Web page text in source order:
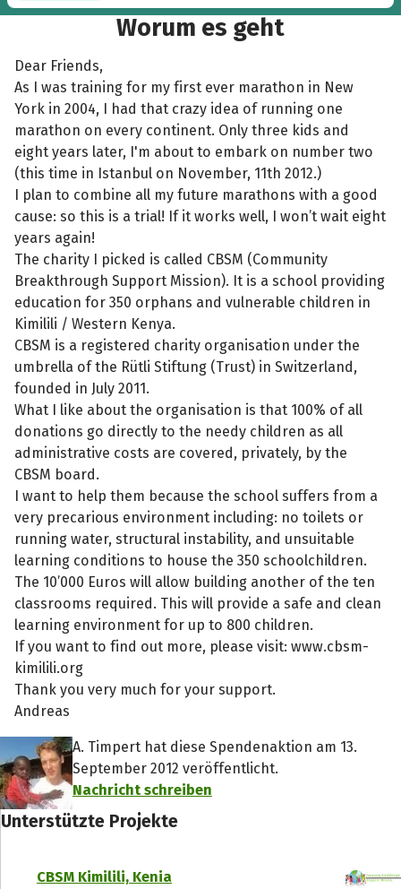
children in Kimilili. “
Worum es geht
Dear Friends,
As I was training for my first ever marathon in New
York in 2004, I had that crazy idea of running one
marathon on every continent. Only three kids and
eight years later, I'm about to embark on number two
(this time in Istanbul on November, 11th 2012.)
I plan to combine all my future marathons with a good
cause: so this is a trial! If it works well, I won’t wait eight
years again!
The charity I picked is called CBSM (Community
Breakthrough Support Mission). It is a school providing
education for 350 orphans and vulnerable children in
Kimilili / Western Kenya.
CBSM is a registered charity organisation under the
umbrella of the Rütli Stiftung (Trust) in Switzerland,
founded in July 2011.
What I like about the organisation is that 100% of all
donations go directly to the needy children as all
administrative costs are covered, privately, by the
CBSM board.
I want to help them because the school suffers from a
very precarious environment including: no toilets or
running water, structural instability, and unsuitable
learning conditions to house the 350 schoolchildren.
The 10’000 Euros will allow building another of the ten
classrooms required. This will provide a safe and clean
learning environment for up to 800 children.
If you want to find out more, please visit: www.cbsm-
kimilili.org
Thank you very much for your support.
Andreas
A. Timpert hat diese Spendenaktion am 13.
September 2012 veröffentlicht.
Nachricht schreiben
Unterstützte Projekte
CBSM Kimilili, Kenia